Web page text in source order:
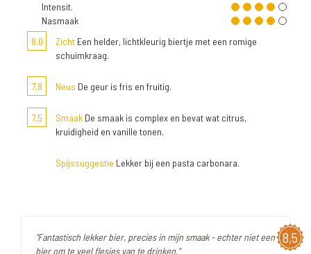
Intensit.
Nasmaak
8,0
Zicht Een helder, lichtkleurig biertje met een romige
schuimkraag.
7,8 Neus De geur is fris en fruitig.
7,5 Smaak De smaak is complex en bevat wat citrus,
kruidigheid en vanille tonen.
Spijssuggestie Lekker bij een pasta carbonara.
8,5
"Fantastisch lekker bier, precies in mijn smaak - echter niet een
bier om te veel flesjes van te drinken."